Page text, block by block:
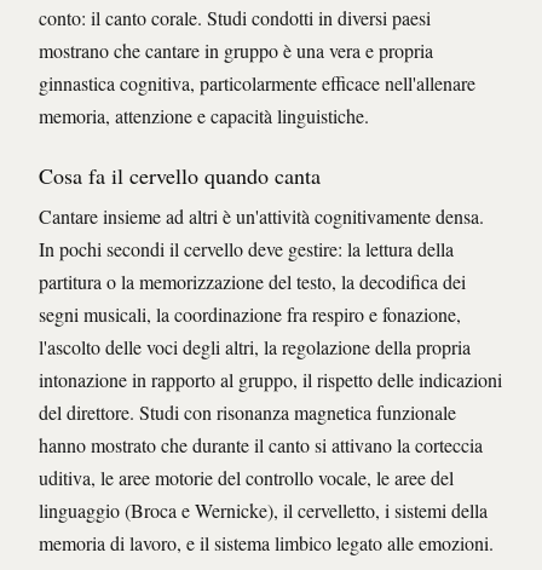
conto: il canto corale. Studi condotti in diversi paesi
mostrano che cantare in gruppo è una vera e propria
ginnastica cognitiva, particolarmente efficace nell'allenare
memoria, attenzione e capacità linguistiche.
Cosa fa il cervello quando canta
Cantare insieme ad altri è un'attività cognitivamente densa.
In pochi secondi il cervello deve gestire: la lettura della
partitura o la memorizzazione del testo, la decodifica dei
segni musicali, la coordinazione fra respiro e fonazione,
l'ascolto delle voci degli altri, la regolazione della propria
intonazione in rapporto al gruppo, il rispetto delle indicazioni
del direttore. Studi con risonanza magnetica funzionale
hanno mostrato che durante il canto si attivano la corteccia
uditiva, le aree motorie del controllo vocale, le aree del
linguaggio (Broca e Wernicke), il cervelletto, i sistemi della
memoria di lavoro, e il sistema limbico legato alle emozioni.